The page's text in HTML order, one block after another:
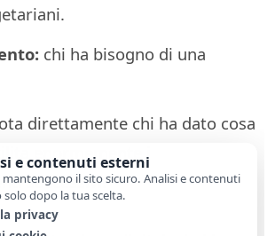
chi ha bisogno di una
direttamente chi ha dato cosa
enormemente i
successivi.
e contenuti esterni
mantengono il sito sicuro. Analisi e contenuti
dopo la tua scelta.
privacy